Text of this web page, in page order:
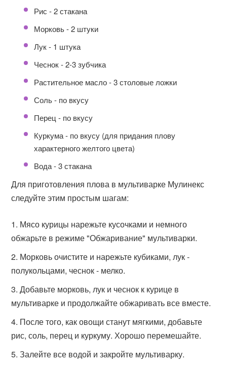
Рис - 2 стакана
Морковь - 2 штуки
Лук - 1 штука
Чеснок - 2-3 зубчика
Растительное масло - 3 столовые ложки
Соль - по вкусу
Перец - по вкусу
Куркума - по вкусу (для придания плову
характерного желтого цвета)
Вода - 3 стакана
Для приготовления плова в мультиварке Мулинекс
следуйте этим простым шагам:
Мясо курицы нарежьте кусочками и немного
обжарьте в режиме "Обжаривание" мультиварки.
Морковь очистите и нарежьте кубиками, лук -
полукольцами, чеснок - мелко.
Добавьте морковь, лук и чеснок к курице в
мультиварке и продолжайте обжаривать все вместе.
После того, как овощи станут мягкими, добавьте
рис, соль, перец и куркуму. Хорошо перемешайте.
Залейте все водой и закройте мультиварку.